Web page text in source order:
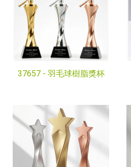
37657 - 羽毛球樹脂獎杯